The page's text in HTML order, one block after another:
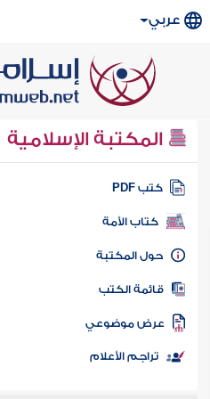
عربي
المكتبة الإسلامية
كتب PDF
كتاب الأمة
المكتبة
الكتب
موضوعي